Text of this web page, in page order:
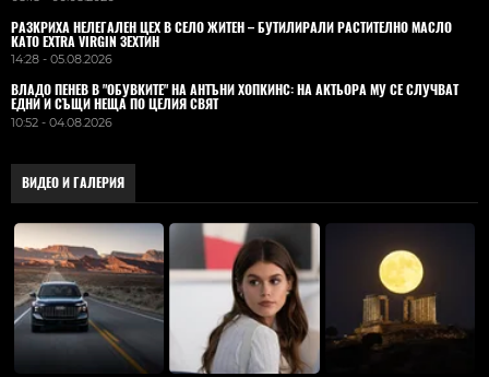
РАЗКРИХА НЕЛЕГАЛЕН ЦЕХ В СЕЛО ЖИТЕН – БУТИЛИРАЛИ РАСТИТЕЛНО МАСЛО
КАТО EXTRA VIRGIN ЗЕХТИН
14:28 - 05.08.2026
ВЛАДO ПЕНЕВ В "ОБУВКИТЕ" НА АНТЪНИ ХОПКИНС: НА АКТЬОРА МУ СЕ СЛУЧВАТ
ЕДНИ И СЪЩИ НЕЩА ПО ЦЕЛИЯ СВЯТ
10:52 - 04.08.2026
ВИДЕО И ГАЛЕРИЯ